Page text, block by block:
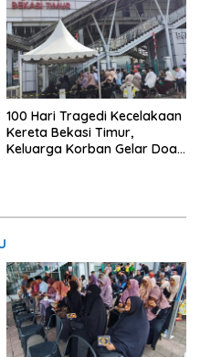
100 Hari Tragedi Kecelakaan
Kereta Bekasi Timur,
Keluarga Korban Gelar Doa